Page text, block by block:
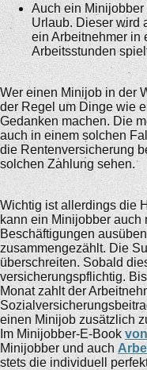
Auch ein
Urlaub. Dieser wird
ein Arbeitnehmer in
Arbeitsstunden
Wer einen Minijob in der
der Regel um Dinge wie
Gedanken machen. Die
auch in einem solchen
die Rentenversicherung
solchen Zahlung sehen.
Wichtig ist allerdings die
kann ein Minijobber auch
Beschäftigungen
zusammengezählt. Die
überschreiten. Sobald
versicherungspflichtig.
Monat zahlt der
einen Minijob zusätzlich
Im Minijobber-E-Book
Minijobber und auch
stets die individuell